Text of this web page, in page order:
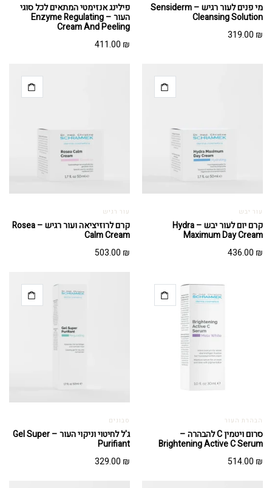
מי פנים לעור רגיש – Sensiderm
Cleansing Solution
319.00 ₪
פילינג אנזימטי המתאים לכל סוגי
העור – Enzyme Regulating
Cream And Peeling
411.00 ₪
עור יבש
קרם יום לעור יבש – Hydra
Maximum Day Cream
436.00 ₪
עור רגיש
קרם לרוזיציאה ועור רגיש – Rosea
Calm Cream
503.00 ₪
הבהרת העור
סרום ויטמין C להבהרה –
Brightening Active C Serum
514.00 ₪
סבונים
ג'ל לחיטוי וניקוי העור – Gel Super
Purifiant
329.00 ₪